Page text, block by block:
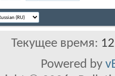
Текущее время:
Powered by